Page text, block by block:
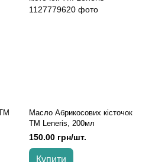
Масло Абрикосових кісточок
TM Leneris, 200мл
150.00 грн/шт.
Купити